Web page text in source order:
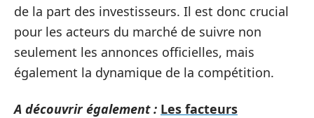
de la part des investisseurs. Il est donc crucial
pour les acteurs du marché de suivre non
seulement les annonces officielles, mais
également la dynamique de la compétition.
A découvrir également : Les facteurs